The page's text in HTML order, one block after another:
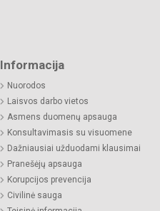
Informacija
Nuorodos
Laisvos darbo vietos
Asmens duomenų apsauga
Konsultavimasis su visuomene
Dažniausiai užduodami klausimai
Pranešėjų apsauga
Korupcijos prevencija
Civilinė sauga